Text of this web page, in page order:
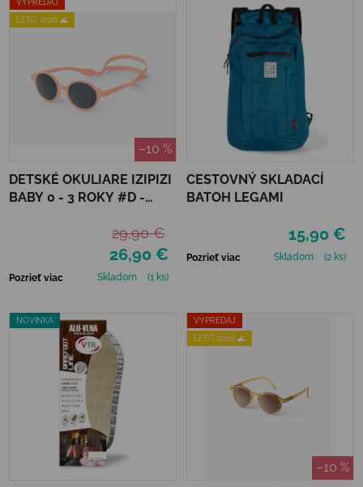
VÝPREDAJ
LETO 2026 🌊
–10 %
DETSKÉ OKULIARE IZIPIZI
BABY 0 - 3 ROKY #D -
26,90 €
29,90 €
Pozrieť viac Skladom (1 ks)
CESTOVNÝ SKLADACÍ
BATOH LEGAMI
15,90 €
Pozrieť viac Skladom (2 ks)
NOVINKA
VÝPREDAJ
LETO 2026 🌊
–10 %